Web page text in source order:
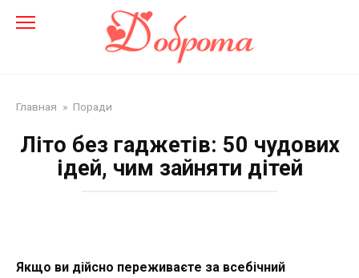
Главная » Поради
Літо без гаджетів: 50 чудових
ідей, чим зайняти дітей
Якщо ви дійсно переживаєте за всебічний